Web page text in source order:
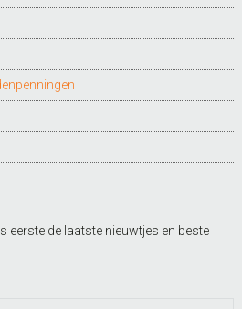
eerste de laatste nieuwtjes en beste